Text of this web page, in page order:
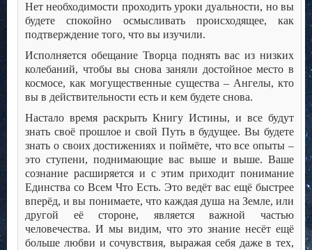
Нет необходимости проходить уроки дуальности, но вы
будете спокойно осмысливать происходящее, как
подтверждение того, что вы изучили.
Исполняется обещание Творца поднять вас из низких
колебаний, чтобы вы снова заняли достойное место в
космосе, как могущественные существа – Ангелы, кто
вы в действительности есть и кем будете снова.
Настало время раскрыть Книгу Истины, и все будут
знать своё прошлое и свой Путь в будущее. Вы будете
знать о своих достижениях и поймёте, что все опыты –
это ступени, поднимающие вас выше и выше. Ваше
сознание расширяется и с этим приходит понимание
Единства со Всем Что Есть. Это ведёт вас ещё быстрее
вперёд, и вы понимаете, что каждая душа на Земле, или
другой её стороне, является важной частью
человечества. И мы видим, что это знание несёт ещё
больше любви и сочувствия, выражая себя даже в тех,